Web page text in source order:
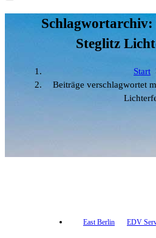
Schlagwortarchiv:
Steglitz
Start
Beiträge verschlagwortet
East Berlin EDV